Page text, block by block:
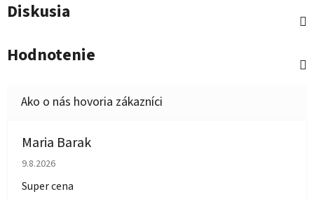
Diskusia
Hodnotenie
Maria Barak
Hodnotenie obchodu je 5 z 5 hviezdičiek.
9.8.2026
Super cena